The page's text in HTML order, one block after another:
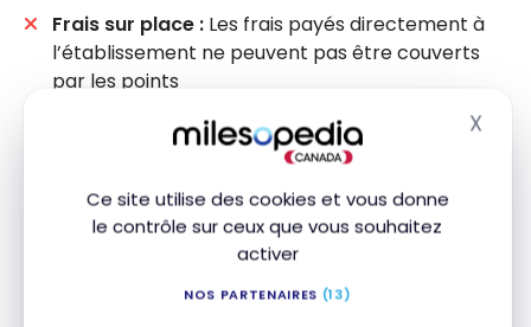
Ce site utilise des cookies et vous donne
le contrôle sur ceux que vous souhaitez
activer
NOS PARTENAIRES (13)
X
Frais sur place : Les frais payés directement à
l’établissement ne peuvent pas être couverts
par les points
NOUVEAUTÉ : RACHAT À 100 % POUR UN BILLET
Avec Récompenses Bleu, vous pouvez
désormais payer 100 % du coût d’un billet
inclus. AIR MILES ne le permettait pas (il